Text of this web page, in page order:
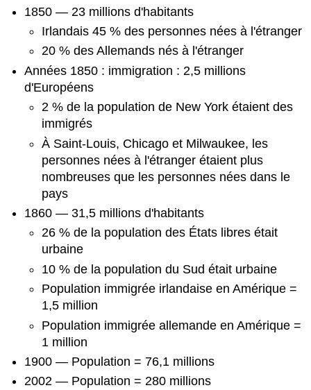
1850 — 23 millions d'habitants
Irlandais 45 % des personnes nées à l'étranger
20 % des Allemands nés à l'étranger
Années 1850 : immigration : 2,5 millions
d'Européens
2 % de la population de New York étaient des
immigrés
À Saint-Louis, Chicago et Milwaukee, les
personnes nées à l'étranger étaient plus
nombreuses que les personnes nées dans le
pays
1860 — 31,5 millions d'habitants
26 % de la population des États libres était
urbaine
10 % de la population du Sud était urbaine
Population immigrée irlandaise en Amérique =
1,5 million
Population immigrée allemande en Amérique =
1 million
1900 — Population = 76,1 millions
2002 — Population = 280 millions